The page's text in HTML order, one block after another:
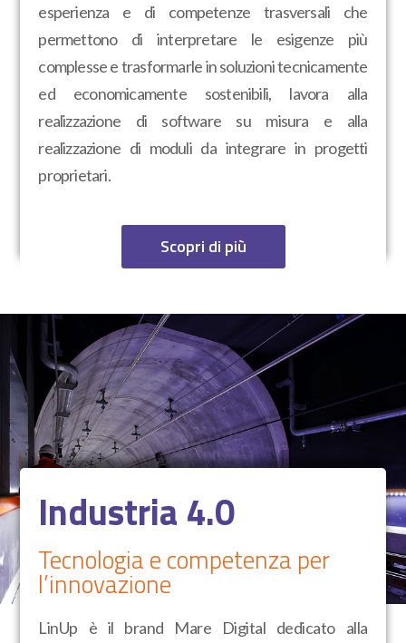
esperienza e di competenze trasversali che
permettono di interpretare le esigenze più
complesse e trasformarle in soluzioni tecnicamente
ed economicamente sostenibili, lavora alla
realizzazione di software su misura e alla
realizzazione di moduli da integrare in progetti
proprietari.
Scopri di più
Industria 4.0
Tecnologia e competenza per
l’innovazione
LinUp è il brand Mare Digital dedicato alla